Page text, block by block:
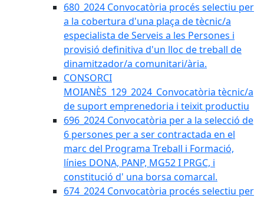
680_2024 Convocatòria procés selectiu per
a la cobertura d'una plaça de tècnic/a
especialista de Serveis a les Persones i
provisió definitiva d'un lloc de treball de
dinamitzador/a comunitari/ària.
CONSORCI
MOIANÈS_129_2024_Convocatòria tècnic/a
de suport emprenedoria i teixit productiu
696_2024 Convocatòria per a la selecció de
6 persones per a ser contractada en el
marc del Programa Treball i Formació,
línies DONA, PANP, MG52 I PRGC, i
constitució d' una borsa comarcal.
674_2024 Convocatòria procés selectiu per